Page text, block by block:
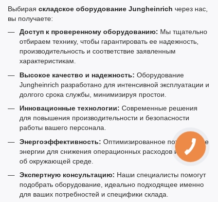
Выбирая складское оборудование Jungheinrich через нас,
вы получаете:
Доступ к проверенному оборудованию: Мы тщательно
отбираем технику, чтобы гарантировать ее надежность,
производительность и соответствие заявленным
характеристикам.
Высокое качество и надежность: Оборудование
Jungheinrich разработано для интенсивной эксплуатации и
долгого срока службы, минимизируя простои.
Инновационные технологии: Современные решения
для повышения производительности и безопасности
работы вашего персонала.
Энергоэффективность: Оптимизированное потребление
энергии для снижения операционных расходов и заботы
об окружающей среде.
Экспертную консультацию: Наши специалисты помогут
подобрать оборудование, идеально подходящее именно
для ваших потребностей и специфики склада.